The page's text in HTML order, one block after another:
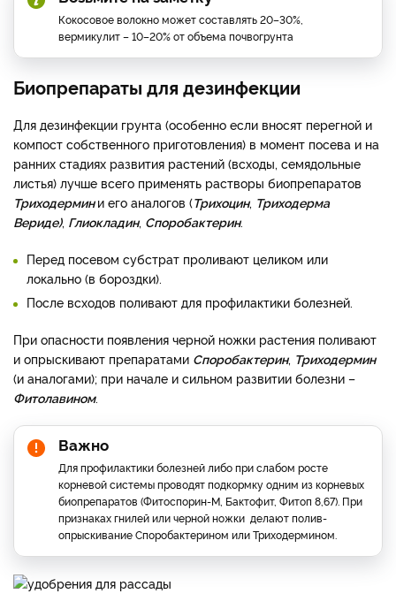
Кокосовое волокно может составлять 20–30%,
вермикулит – 10–20% от объема почвогрунта
Биопрепараты для дезинфекции
Для дезинфекции грунта (особенно если вносят перегной и
компост собственного приготовления) в момент посева и на
ранних стадиях развития растений (всходы, семядольные
листья) лучше всего применять растворы биопрепаратов
Триходермини его аналогов (Трихоцин, Триходерма
Вериде), Глиокладин, Споробактерин.
Перед посевом субстрат проливают целиком или
локально (в бороздки).
После всходов поливают для профилактики болезней.
При опасности появления черной ножки растения поливают
и опрыскивают препаратами Споробактерин, Триходермин
(и аналогами); при начале и сильном развитии болезни –
Фитолавином.
Важно
Для профилактики болезней либо при слабом росте
корневой системы проводят подкормку одним из корневых
биопрепаратов (Фитоспорин-М, Бактофит, Фитоп 8,67). При
признаках гнилей или черной ножки делают полив-
опрыскивание Споробактерином или Триходермином.